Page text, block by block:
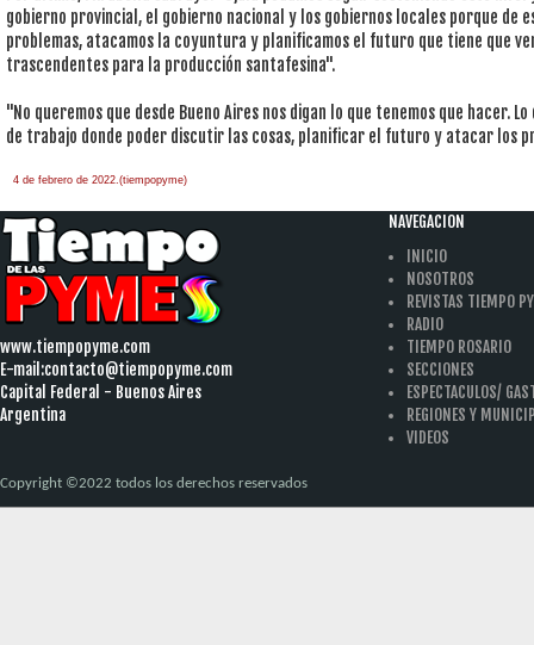
gobierno provincial, el gobierno nacional y los gobiernos locales porque de
problemas, atacamos la coyuntura y planificamos el futuro que tiene que
trascendentes para la producción santafesina".
"No queremos que desde Bueno Aires nos digan lo que tenemos que hacer.
de trabajo donde poder discutir las cosas, planificar el futuro y atacar los
4 de febrero de 2022.(tiempopyme)
www.tiempopyme.com
E-mail:contacto@tiempopyme.com
Capital Federal - Buenos Aires
Argentina
NAVEGACION
INICIO
NOSOTROS
REVISTAS TIEMPO
RADIO
TIEMPO ROSARIO
SECCIONES
ESPECTACULOS/
REGIONES Y
VIDEOS
Copyright ©2022 todos los derechos reservados